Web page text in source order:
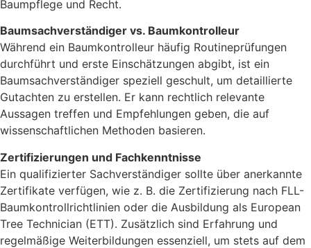
Baumpflege und Recht.
Baumsachverständiger vs. Baumkontrolleur
Während ein Baumkontrolleur häufig Routineprüfungen
durchführt und erste Einschätzungen abgibt, ist ein
Baumsachverständiger speziell geschult, um detaillierte
Gutachten zu erstellen. Er kann rechtlich relevante
Aussagen treffen und Empfehlungen geben, die auf
wissenschaftlichen Methoden basieren.
Zertifizierungen und Fachkenntnisse
Ein qualifizierter Sachverständiger sollte über anerkannte
Zertifikate verfügen, wie z. B. die Zertifizierung nach FLL-
Baumkontrollrichtlinien oder die Ausbildung als European
Tree Technician (ETT). Zusätzlich sind Erfahrung und
regelmäßige Weiterbildungen essenziell, um stets auf dem